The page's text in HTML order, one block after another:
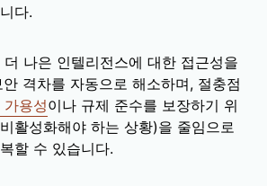
다.
나은 인텔리전스에 대한 접근성을
격차를 자동으로 해소하며, 절충점
용성이나 규제 준수를 보장하기 위
활성화해야 하는 상황)을 줄임으로
할 수 있습니다.